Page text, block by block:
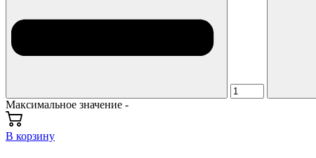
Максимальное значение -
В корзину